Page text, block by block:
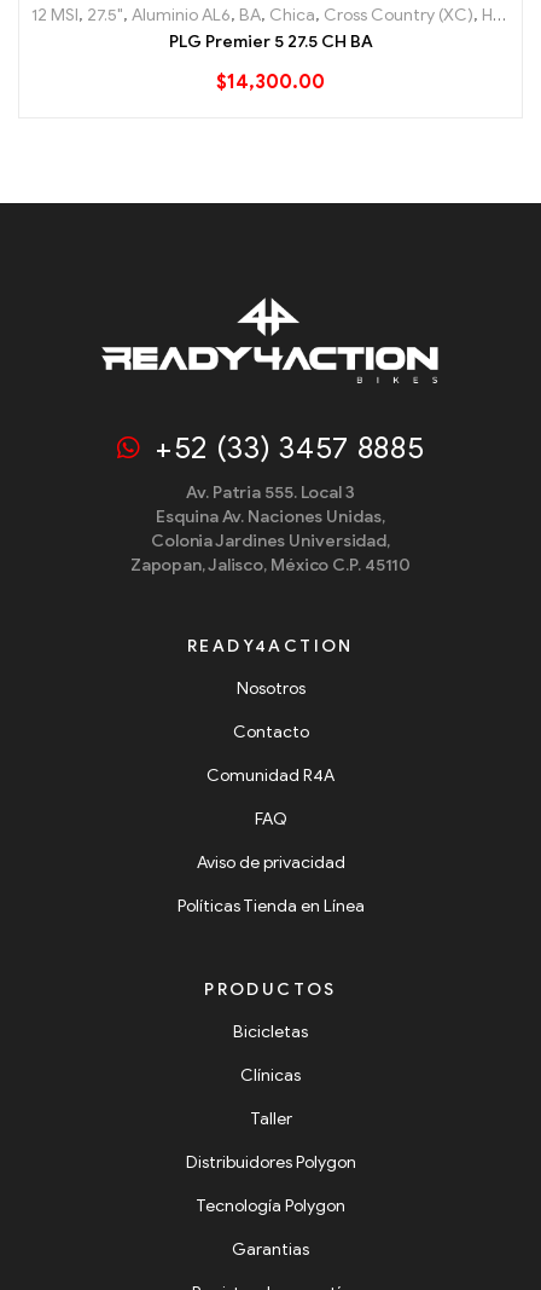
12 MSI, 27.5", Aluminio AL6, BA, Chica, Cross Country (XC), Hard Tail
PLG Premier 5 27.5 CH BA
$14,300.00
+52 (33) 3457 8885
Av. Patria 555. Local 3
Esquina Av. Naciones Unidas,
Colonia Jardines Universidad,
Zapopan, Jalisco, México C.P. 45110
READY4ACTION
Nosotros
Contacto
Comunidad R4A
FAQ
Aviso de privacidad
Políticas Tienda en Línea
PRODUCTOS
Bicicletas
Clínicas
Taller
Distribuidores Polygon
Tecnología Polygon
Garantias